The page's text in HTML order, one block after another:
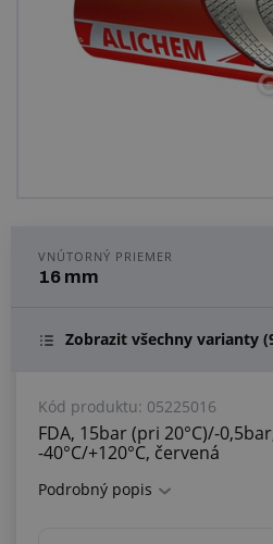
Ďalšie gumové a plastové výrobky
Centrum dopytov
VNÚTORNÝ PRIEMER
16 mm
Zobrazit všechny varianty
Kód produktu: 05225016
FDA, 15bar (pri 20°C)/-
-40°C/+120°C, červená
Podrobný popis